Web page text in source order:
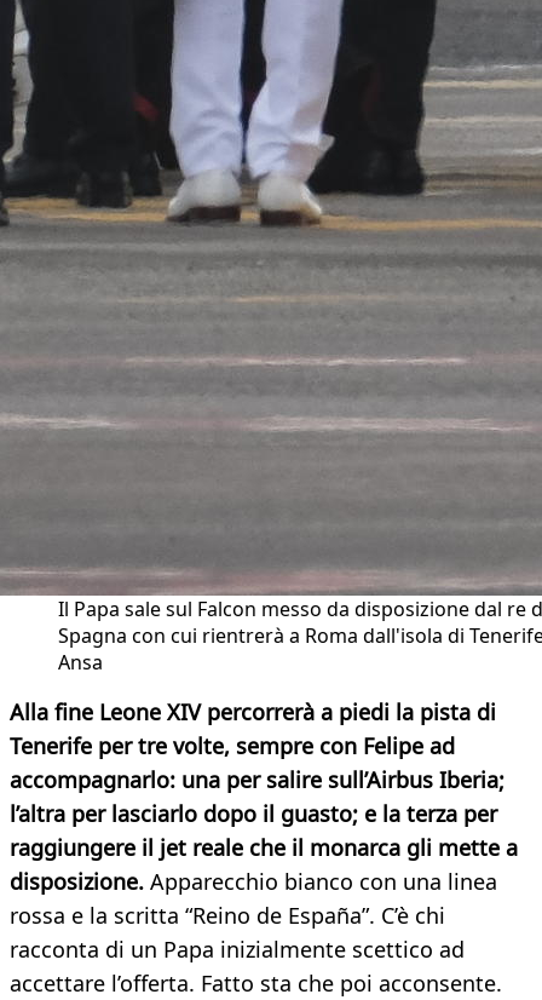
Il Papa sale sul Falcon messo da disposizione dal re
Spagna con cui rientrerà a Roma dall'isola di
Ansa
Alla fine Leone XIV percorrerà a piedi la pista di
Tenerife per tre volte, sempre con Felipe ad
accompagnarlo: una per salire sull’Airbus Iberia;
l’altra per lasciarlo dopo il guasto; e la terza per
raggiungere il jet reale che il monarca gli mette a
disposizione. Apparecchio bianco con una linea
rossa e la scritta “Reino de España”. C’è chi
racconta di un Papa inizialmente scettico ad
accettare l’offerta. Fatto sta che poi acconsente.